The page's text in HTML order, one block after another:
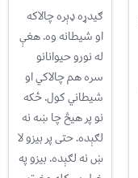
ګیدړه ډېره چالاکه
او شیطانه وه. هغې
له نورو حیوانانو
سره هم چالاکي او
شیطاني کول. ځکه
نو پر هیڅ چا ښه نه
لګېده. حتی پر بیزو لا
ښ نه لګېده. بیزو په